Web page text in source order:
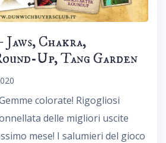
Jaws, Chakra,
Up, Tang Garden
colorate! Rigogliosi
delle migliori uscite
mese! I salumieri del gioco